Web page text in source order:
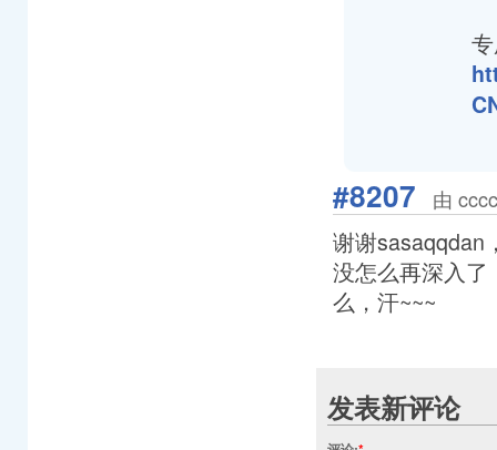
#8207 由
谢谢sasaqqdan
没怎么再深入
么，汗~~~
发表新评论